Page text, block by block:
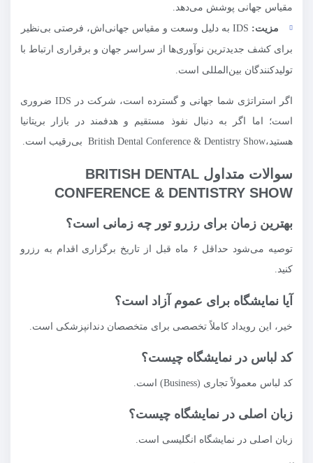
مقیاس جهانی پوشش می‌دهد.
مزیت:
IDS به دلیل وسعت و مقیاس جهانی‌اش، فرصتی بی‌نظیر
برای کشف جدیدترین نوآوری‌ها از سراسر جهان و برقراری ارتباط با
تولیدکنندگان بین‌المللی است.
اگر استراتژی شما جهانی و گسترده است، شرکت در IDS ضروری
است؛ اما اگر به دنبال نفوذ مستقیم و هدفمند در بازار بریتانیا
هستید،British Dental Conference & Dentistry Show بی‌رقیب است.
سوالات متداول BRITISH DENTAL
CONFERENCE & DENTISTRY SHOW
بهترین زمان برای رزرو تور چه زمانی است؟
توصیه می‌شود حداقل ۶ ماه قبل از تاریخ برگزاری اقدام به رزرو
کنید.
آیا نمایشگاه برای عموم آزاد است؟
خیر، این رویداد کاملاً تخصصی برای متخصصان دندانپزشکی است.
کد لباس در نمایشگاه چیست؟
کد لباس معمولاً تجاری (Business) است.
زبان اصلی در نمایشگاه چیست؟
زبان اصلی در نمایشگاه انگلیسی است.